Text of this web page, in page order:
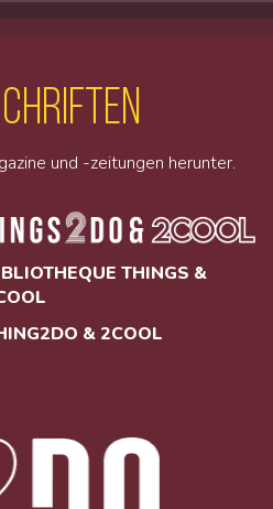
und -zeitungen herunter.
THINGS &
& 2COOL